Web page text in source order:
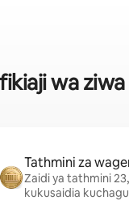
wa
Tathmini za
Zaidi ya tathmini
kukusaidia